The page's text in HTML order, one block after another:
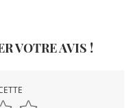
VOTRE AVIS !